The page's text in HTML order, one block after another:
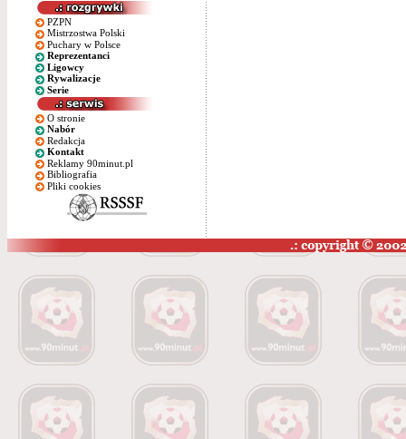
PZPN
Mistrzostwa Polski
Puchary w Polsce
Reprezentanci
Ligowcy
Rywalizacje
Serie
O stronie
Nabór
Redakcja
Kontakt
Reklamy 90minut.pl
Bibliografia
Pliki cookies